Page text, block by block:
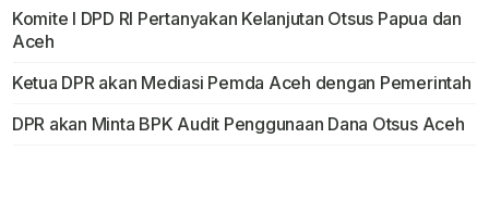
Komite I DPD RI Pertanyakan Kelanjutan Otsus Papua dan
Aceh
Ketua DPR akan Mediasi Pemda Aceh dengan Pemerintah
DPR akan Minta BPK Audit Penggunaan Dana Otsus Aceh